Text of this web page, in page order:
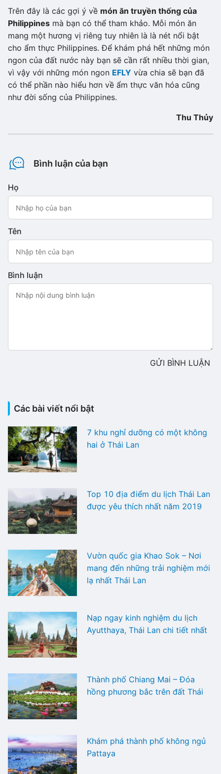
Trên đây là các gợi ý về món ăn truyền thống của
Philippines mà bạn có thể tham khảo. Mỗi món ăn
mang một hương vị riêng tuy nhiên là là nét nổi bật
cho ẩm thực Philippines. Để khám phá hết những món
ngon của đất nước này bạn sẽ cần rất nhiều thời gian,
vì vậy với những món ngon EFLY vừa chia sẽ bạn đã
có thể phần nào hiểu hơn về ẩm thực văn hóa cũng
như đời sống của Philippines.
Thu Thủy
Bình luận của bạn
Họ
Tên
Bình luận
GỬI BÌNH LUẬN
Các bài viết nổi bật
7 khu nghỉ dưỡng có một không
hai ở Thái Lan
Top 10 địa điểm du lịch Thái Lan
được yêu thích nhất năm 2019
Vườn quốc gia Khao Sok – Nơi
mang đến những trải nghiệm mới
lạ nhất Thái Lan
Nạp ngay kinh nghiệm du lịch
Ayutthaya, Thái Lan chi tiết nhất
Thành phố Chiang Mai – Đóa
hồng phương bắc trên đất Thái
Khám phá thành phố không ngủ
Pattaya